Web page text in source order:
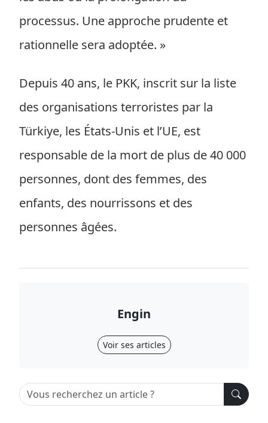
processus. Une approche prudente et
rationnelle sera adoptée. »
Depuis 40 ans, le PKK, inscrit sur la liste
des organisations terroristes par la
Türkiye, les États-Unis et l’UE, est
responsable de la mort de plus de 40 000
personnes, dont des femmes, des
enfants, des nourrissons et des
personnes âgées.
Engin
Voir ses articles